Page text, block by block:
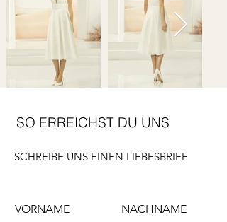
SO ERREICHST DU UNS
SCHREIBE UNS EINEN LIEBESBRIEF
VORNAME NACHNAME